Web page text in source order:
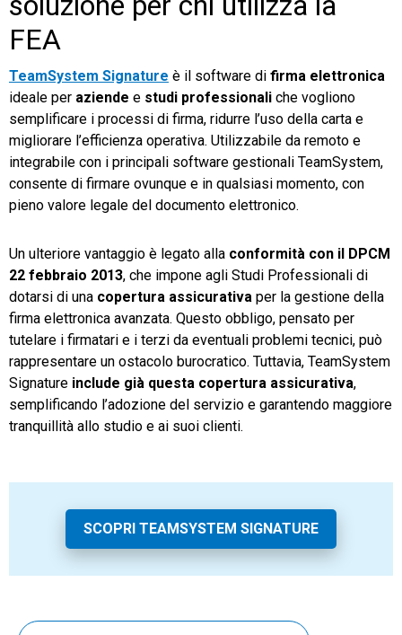
FEA
TeamSystem Signature è il software di firma elettronica
ideale per aziende e studi professionali che vogliono
semplificare i processi di firma, ridurre l’uso della carta e
migliorare l’efficienza operativa. Utilizzabile da remoto e
integrabile con i principali software gestionali TeamSystem,
consente di firmare ovunque e in qualsiasi momento, con
pieno valore legale del documento elettronico.
Un ulteriore vantaggio è legato alla conformità con il DPCM
22 febbraio 2013, che impone agli Studi Professionali di
dotarsi di una copertura assicurativa per la gestione della
firma elettronica avanzata. Questo obbligo, pensato per
tutelare i firmatari e i terzi da eventuali problemi tecnici, può
rappresentare un ostacolo burocratico. Tuttavia, TeamSystem
Signature include già questa copertura assicurativa,
semplificando l’adozione del servizio e garantendo maggiore
tranquillità allo studio e ai suoi clienti.
SCOPRI TEAMSYSTEM SIGNATURE